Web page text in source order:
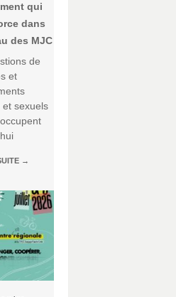
qui
dans
des MJC
de
et
et sexuels
→